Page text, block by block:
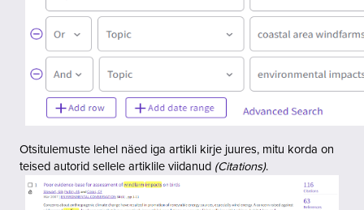
Otsitulemuste lehel näed iga artikli kirje juures, mitu korda on
teised autorid sellele artiklile viidanud (Citations).